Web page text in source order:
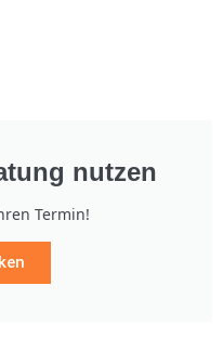
nutzen
Termin!